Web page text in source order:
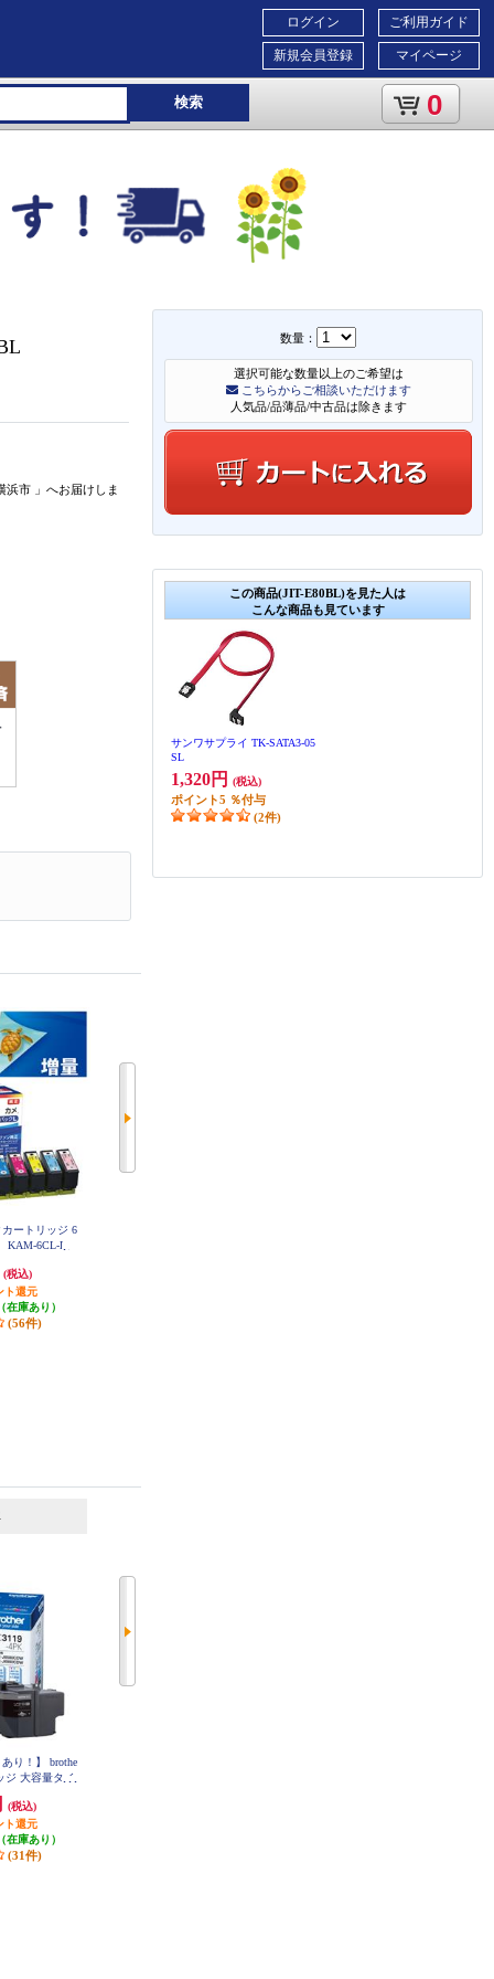
ご利用ガイド
マイページ
ログイン
新規会員登録
検索 0
数量：
選択可能な数量以上のご希望は
こちらからご相談いただけます
人気品/品薄品/中古品は除きます
この商品(JIT-E80BL)を見た人は
こんな商品も見ています
サンワサプライ TK-SATA3-05
SL
1,320円 (税込)
ポイント5 ％付与
(2件)
浜市 」 へお届けしま
ートリッジ 6
KAM-6CL-L
(税込)
ト還元
在庫あり）
(56件)
り！】 brothe
ジ 大容量タイ
(税込)
ト還元
在庫あり）
(31件)